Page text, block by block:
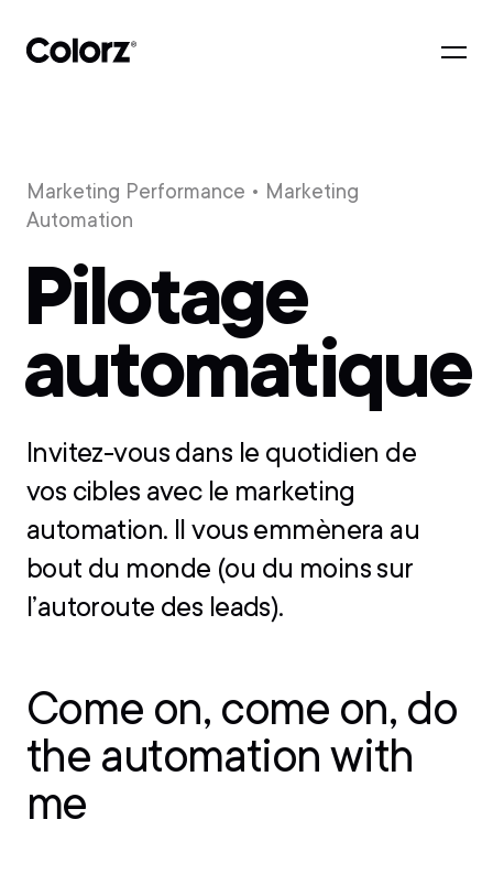
Marketing Performance • Marketing
Automation
Pilotage
automatique
Invitez-vous dans le quotidien de
vos cibles avec le marketing
automation. Il vous emmènera au
bout du monde (ou du moins sur
l’autoroute des leads).
Come on, come on, do
the automation with
me